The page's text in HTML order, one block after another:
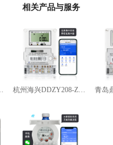
相关产品与服务
4G通讯智能电能表
杭州海兴DDZY208-Z型RS485
青岛